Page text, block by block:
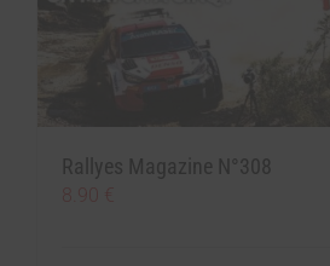
Rallyes Magazine N°308